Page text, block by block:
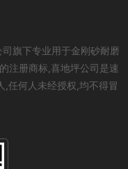
旗下专业用于金刚砂耐磨
注册商标,喜地坪公司是速
任何人未经授权,均不得冒